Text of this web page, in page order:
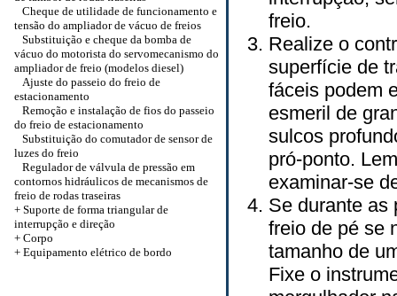
Cheque de utilidade de funcionamento e
tensão do ampliador de vácuo de freios
Substituição e cheque da bomba de
vácuo do motorista do servomecanismo do
ampliador de freio (modelos diesel)
Ajuste do passeio do freio de
estacionamento
Remoção e instalação de fios do passeio
do freio de estacionamento
Substituição do comutador de sensor de
luzes do freio
Regulador de válvula de pressão em
contornos hidráulicos de mecanismos de
freio de rodas traseiras
+ Suporte de forma triangular de
interrupção e direção
+ Corpo
+ Equipamento elétrico de bordo
freio.
Realize o
superfície de
fáceis podem
esmeril de
sulcos
pró-ponto.
examinar-se
Se durante as
freio de pé se
tamanho de
Fixe o